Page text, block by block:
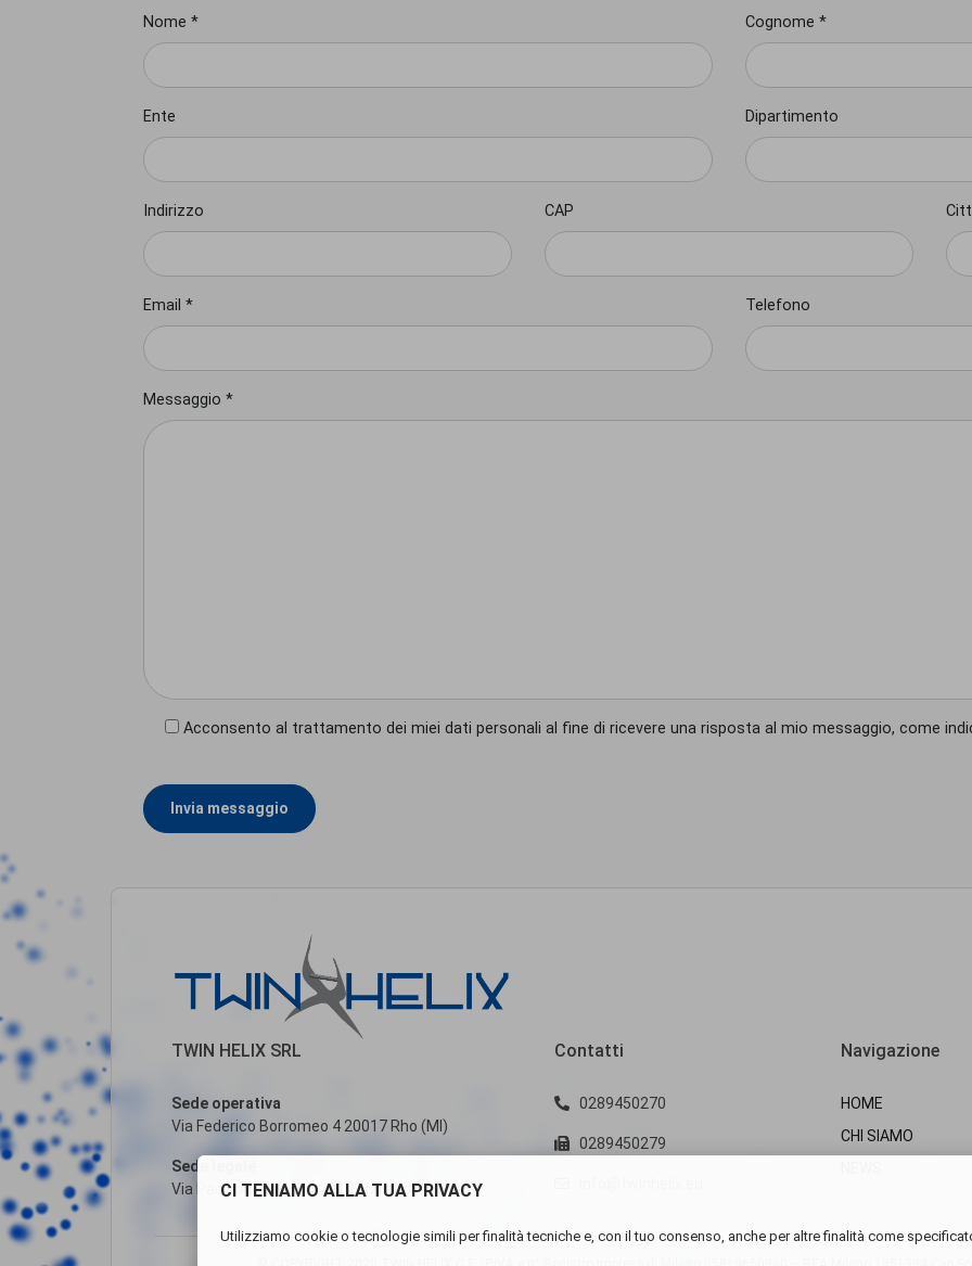
Nome * Cognome *
Ente Dipartimento
Indirizzo CAP
Email * Telefono
Messaggio *
Acconsento al trattamento dei miei dati personali al fine di ricevere una risposta al mio messaggio, come
Invia messaggio
TWIN HELIX SRL
Sede operativa
Via Federico Borromeo 4 20017 Rho (MI)
Sede legale
Via Paolo Andreani, 6 20122 Milano (MI)
Contatti
0289450270
0289450279
Navigazione
HOME
CHI SIAMO
CI TENIAMO ALLA TUA PRIVACY
Utilizziamo cookie o tecnologie simili per finalità tecniche e, con il tuo consenso, anche per altre finalità come